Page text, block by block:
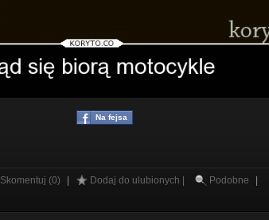
Na fejsa
Skomentuj (0) Dodaj do ulubionych | Podobne